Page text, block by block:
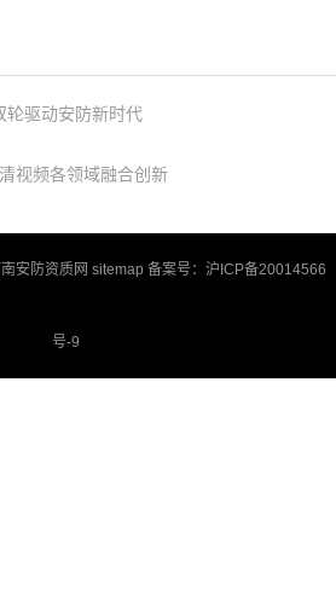
轮驱动安防新时代
视频各领域融合创新
安防资质网 sitemap 备案号： 沪ICP备20014566
号-9